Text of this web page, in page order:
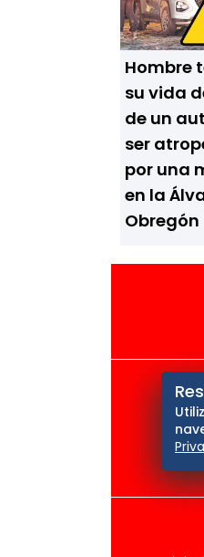
Hombre
su vida
de un
ser
por una
en la
Obregón
El